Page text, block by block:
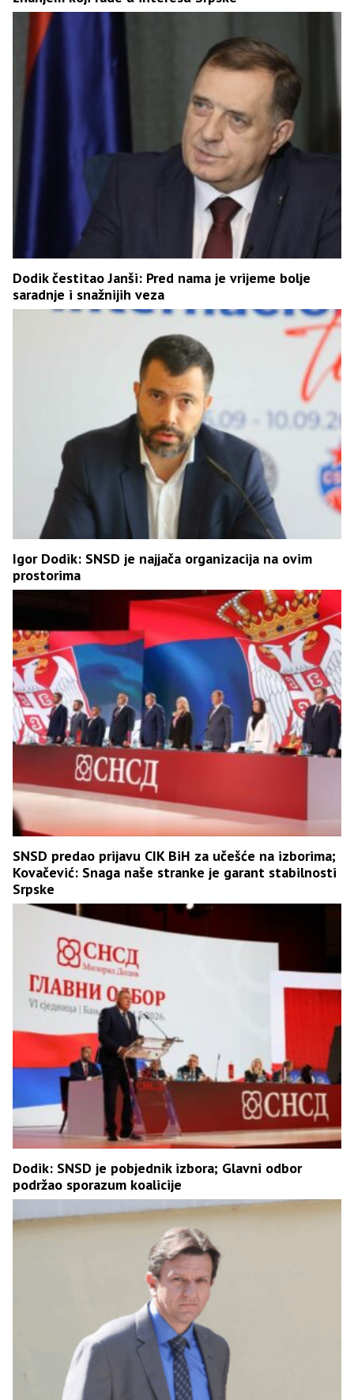
Dodik čestitao Janši: Pred nama je vrijeme bolje
saradnje i snažnijih veza
Igor Dodik: SNSD je najjača organizacija na ovim
prostorima
SNSD predao prijavu CIK BiH za učešće na izborima;
Kovačević: Snaga naše stranke je garant stabilnosti
Srpske
Dodik: SNSD je pobjednik izbora; Glavni odbor
podržao sporazum koalicije